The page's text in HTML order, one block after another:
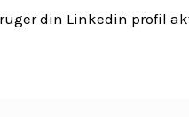
din Linkedin profil